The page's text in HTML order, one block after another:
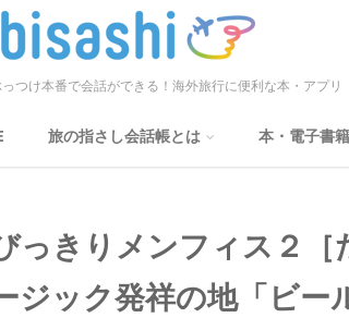
つけ本番で会話ができる！海外旅行に便利な本・アプリ
旅の指さし会話帳とは 本・電子書籍
っきりメンフィス２
ジック発祥の地「ビー